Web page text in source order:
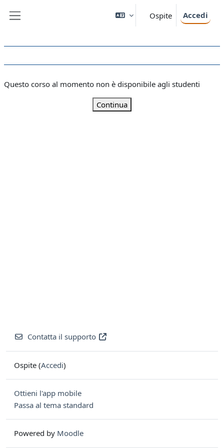
Ospite Accedi
Questo corso al momento non è disponibile agli studenti
Continua
Contatta il supporto
Ospite (Accedi)
Ottieni l'app mobile
Passa al tema standard
Powered by Moodle